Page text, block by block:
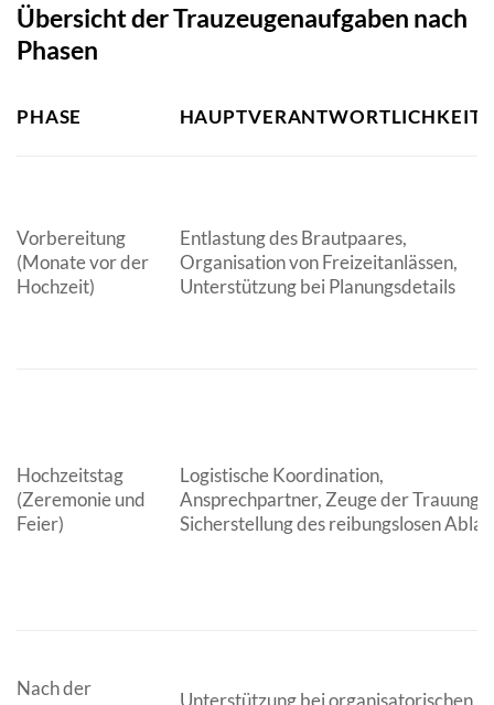
Übersicht der Trauzeugenaufgaben nach
Phasen
PHASE
Vorbereitung
(Monate vor der
Hochzeit)
Entlastung des Brautpaares,
Organisation von Freizeitanlässen,
Unterstützung bei Planungsdetails
Hochzeitstag
(Zeremonie und
Feier)
Logistische Koordination,
Ansprechpartner, Zeuge der Trauung,
Sicherstellung des reibungslosen
Nach der